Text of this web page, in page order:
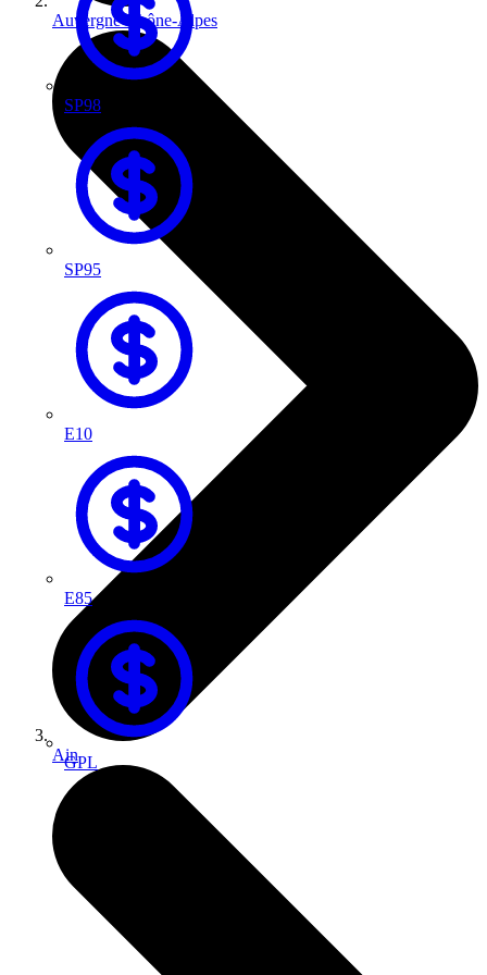
SP98
SP95
E10
E85
GPL
Auvergne-Rhône-Alpes
Ain